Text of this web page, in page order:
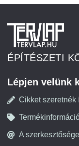
ÉPÍTÉSZETI
Lépjen velünk
Cikket szeretnék
A